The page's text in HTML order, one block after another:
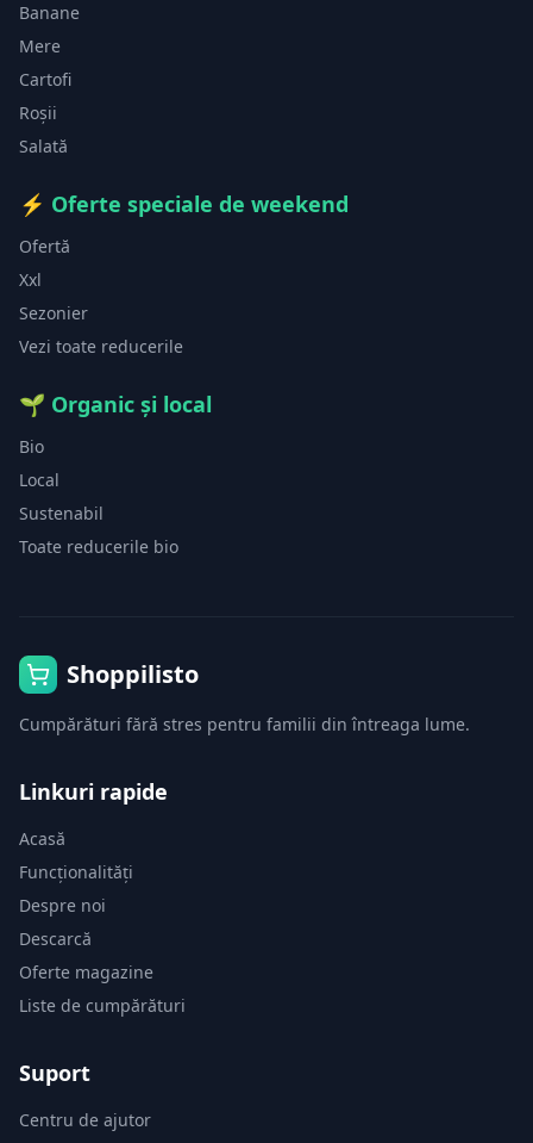
Banane
Mere
Cartofi
Roșii
Salată
⚡ Oferte speciale de weekend
Ofertă
Xxl
Sezonier
Vezi toate reducerile
🌱 Organic și local
Bio
Local
Sustenabil
Toate reducerile bio
Shoppilisto
Cumpărături fără stres pentru familii din întreaga lume.
Linkuri rapide
Acasă
Funcționalități
Despre noi
Descarcă
Oferte magazine
Liste de cumpărături
Suport
Centru de ajutor